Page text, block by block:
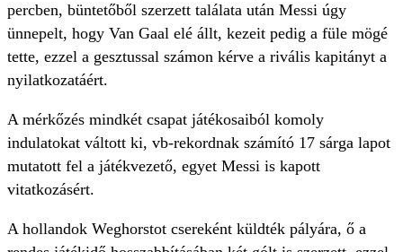
percben, büntetőből szerzett találata után Messi úgy
ünnepelt, hogy Van Gaal elé állt, kezeit pedig a füle mögé
tette, ezzel a gesztussal számon kérve a rivális kapitányt a
nyilatkozatáért.
A mérkőzés mindkét csapat játékosaiból komoly
indulatokat váltott ki, vb-rekordnak számító 17 sárga lapot
mutatott fel a játékvezető, egyet Messi is kapott
vitatkozásért.
A hollandok Weghorstot csereként küldték pályára, ő a